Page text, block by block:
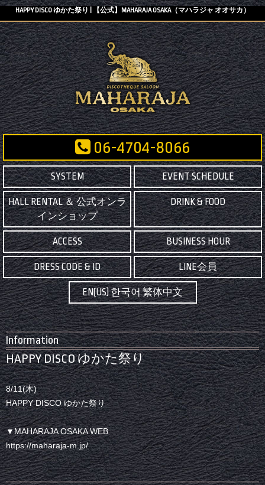
HAPPY DISCO ゆかた祭り | 【公式】MAHARAJA OSAKA（マハラジャ オオサカ）
06-4704-8066
SYSTEM EVENT SCHEDULE
HALL RENTAL ＆ 公式オンラ
インショップ
DRINK & FOOD
ACCESS BUSINESS HOUR
DRESS CODE & ID LINE会員
EN(US) 한국어 繁体中文
Information
HAPPY DISCO ゆかた祭り
8/11(木)
HAPPY DISCO ゆかた祭り
▼MAHARAJA OSAKA WEB
https://maharaja-m.jp/